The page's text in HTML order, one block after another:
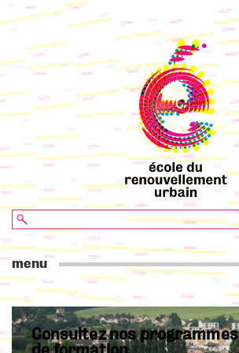
menu
Consultez nos programmes